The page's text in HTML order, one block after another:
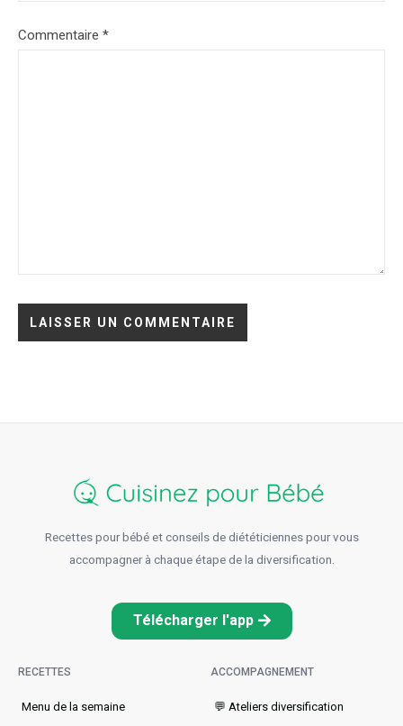
Commentaire *
Recettes pour bébé et conseils de diététiciennes pour vous
accompagner à chaque étape de la diversification.
Télécharger l'app
RECETTES
Menu de la semaine​
ACCOMPAGNEMENT
💬 Ateliers diversification